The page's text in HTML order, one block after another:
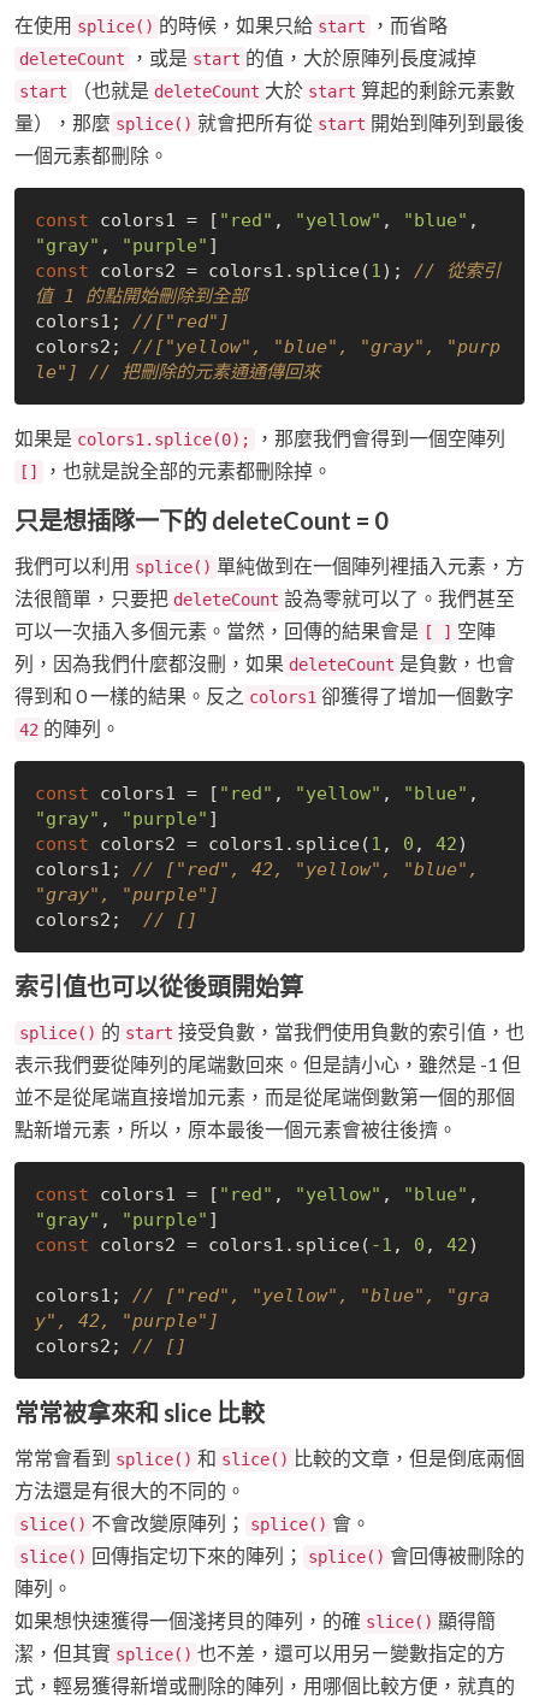
在使用 splice() 的時候，如果只給 start ，而省略
deleteCount ，或是 start 的值，大於原陣列長度減掉
start （也就是 deleteCount 大於 start 算起的剩餘元素數
量），那麼 splice() 就會把所有從 start 開始到陣列到最後
一個元素都刪除。
const colors1 = [ "red" , "yellow" , "blue"
"gray" , "purple"
const colors2 = colors1.splice(1); // 從索引
值 1 的點開始刪除到全部
colors1; //["red"]
colors2; //["yellow", "blue", "gray", "purp
le"] // 把刪除的元素通通傳回來
如果是 colors1.splice(0); ，那麼我們會得到一個空陣列
[] ，也就是說全部的元素都刪除掉。
只是想插隊一下的 deleteCount = 0
我們可以利用 splice() 單純做到在一個陣列裡插入元素，方
法很簡單，只要把 deleteCount 設為零就可以了。我們甚至
可以一次插入多個元素。當然，回傳的結果會是 [ ] 空陣
列，因為我們什麼都沒刪，如果 deleteCount 是負數，也會
得到和 0 一樣的結果。反之 colors1 卻獲得了增加一個數字
42 的陣列。
const colors1 = [ "red" , "yellow" , "blue"
"gray" , "purple"
const colors2 = colors1.splice(1 , 0 , 42)
colors1; // ["red", 42, "yellow", "blue",
"gray", "purple"]
colors2; // []
索引值也可以從後頭開始算
splice() 的 start 接受負數，當我們使用負數的索引值，也
表示我們要從陣列的尾端數回來。但是請小心，雖然是 -1 但
並不是從尾端直接增加元素，而是從尾端倒數第一個的那個
點新增元素，所以，原本最後一個元素會被往後擠。
const colors1 = [ "red" , "yellow" , "blue"
"gray" , "purple"
const colors2 = colors1.splice( -1 , 0 , 42)
colors1; // ["red", "yellow", "blue", "gra
y", 42, "purple"]
colors2; // []
常常被拿來和 slice 比較
常常會看到 splice() 和 slice() 比較的文章，但是倒底兩個
方法還是有很大的不同的。
slice() 不會改變原陣列； splice() 會。
slice() 回傳指定切下來的陣列； splice() 會回傳被刪除的
陣列。
如果想快速獲得一個淺拷貝的陣列，的確 slice() 顯得簡
潔，但其實 splice() 也不差，還可以用另ㄧ變數指定的方
式，輕易獲得新增或刪除的陣列，用哪個比較方便，就真的